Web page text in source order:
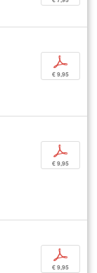
p
€ 9,95
p
€ 9,95
p
€ 9,95